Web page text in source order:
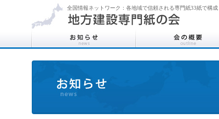
全国情報ネットワーク：各地域で信頼される専門紙33紙で構成